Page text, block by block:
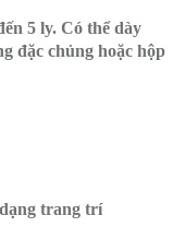
5 ly. Có thể dày
đặc chủng hoặc hộp
trang trí